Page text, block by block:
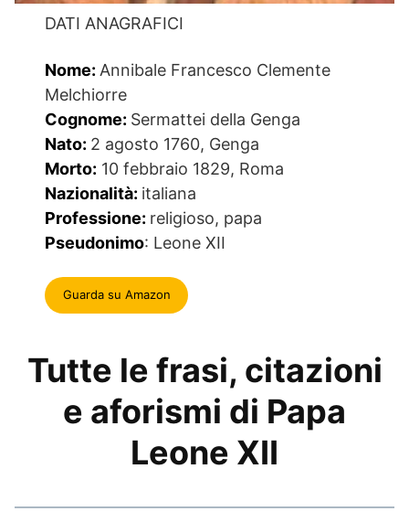
DATI ANAGRAFICI
Nome: Annibale Francesco Clemente
Melchiorre
Cognome: Sermattei della Genga
Nato: 2 agosto 1760, Genga
Morto: 10 febbraio 1829, Roma
Nazionalità: italiana
Professione: religioso, papa
Pseudonimo: Leone XII
Guarda su Amazon
Tutte le frasi, citazioni
e aforismi di Papa
Leone XII